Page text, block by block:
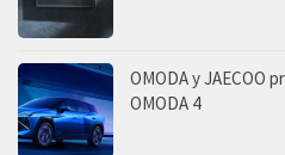
OMODA y JAECOO
OMODA 4